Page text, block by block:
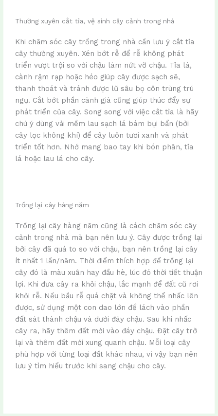
Thường xuyên cắt tỉa, vệ sinh cây cảnh trong nhà
Khi chăm sóc cây trồng trong nhà cần lưu ý cắt tỉa
cây thường xuyên. Xén bớt rễ để rễ không phát
triển vượt trội so với chậu làm nứt vỡ chậu. Tỉa lá,
cành rậm rạp hoặc héo giúp cây được sạch sẽ,
thanh thoát và tránh được lũ sâu bọ côn trùng trú
ngụ. Cắt bớt phần cành già cũng giúp thúc đẩy sự
phát triển của cây. Song song với việc cắt tỉa là hãy
chú ý dùng vải mềm lau sạch lá bám bụi bẩn (bởi
cây lọc không khí) để cây luôn tươi xanh và phát
triển tốt hơn. Nhớ mang bao tay khi bón phân, tỉa
lá hoặc lau lá cho cây.
Trồng lại cây hàng năm
Trồng lại cây hàng năm cũng là cách chăm sóc cây
cảnh trong nhà mà bạn nên lưu ý. Cây được trồng lại
bởi cây đã quá to so với chậu, bạn nên trồng lại cây
ít nhất 1 lần/năm. Thời điểm thích hợp để trồng lại
cây đó là màu xuân hay đầu hè, lúc đó thời tiết thuận
lợi. Khi đưa cây ra khỏi chậu, lắc mạnh để đất cũ rơi
khỏi rễ. Nếu bầu rễ quá chặt và không thể nhấc lên
được, sử dụng một con dao lớn để lách vào phần
đất sát thành chậu và dưới đáy chậu. Sau khi nhấc
cây ra, hãy thêm đất mới vào đáy chậu. Đặt cây trở
lại và thêm đất mới xung quanh chậu. Mỗi loại cây
phù hợp với từng loại đất khác nhau, vì vậy bạn nên
lưu ý tìm hiểu trước khi sang chậu cho cây.